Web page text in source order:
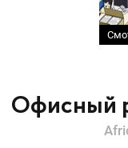
Офисный